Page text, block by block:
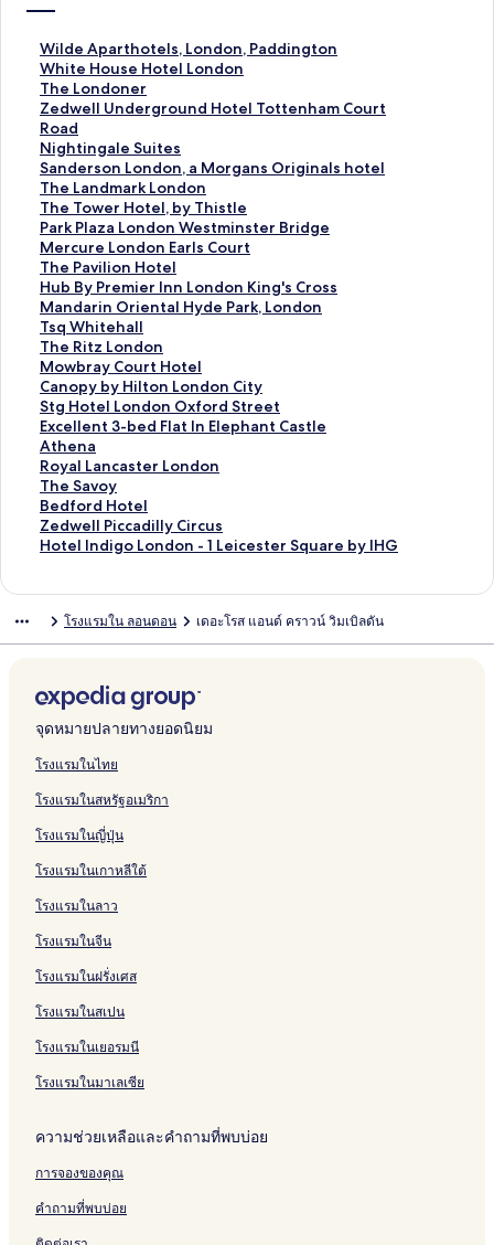
Wilde Aparthotels, London, Paddington
ลิ
ง
ก์
ม
า
ต
ร
ฐ
า
น
สำ
ห
รั
บ
W
i
l
d
e
A
p
a
r
t
h
o
,
n
d
o
n
P
d
d
i
n
t
n
White House Hotel London
ลิ
ง
ก์
ม
า
ต
ร
ฐ
า
น
สำ
ห
รั
บ
W
h
i
t
e
H
o
u
s
e
H
L
d
o
n
The Londoner
ลิ
ง
ก์
ม
า
ต
ร
ฐ
า
น
สำ
ห
รั
บ
T
h
e
L
o
n
d
o
n
e
Zedwell Underground Hotel Tottenham Court
Road
ลิ
ง
ก์
ม
า
ต
ร
ฐ
า
น
สำ
ห
รั
บ
Z
e
d
w
e
l
l
U
n
r
n
d
H
o
e
T
o
t
t
n
a
m
C
o
u
r
o
d
Nightingale Suites
ลิ
ง
ก์
ม
า
ต
ร
ฐ
า
น
สำ
ห
รั
บ
N
i
g
h
t
i
n
S
t
e
s
Sanderson London, a Morgans Originals hotel
ลิ
ง
ก์
ม
า
ต
ร
ฐ
า
น
สำ
ห
รั
บ
S
a
n
d
e
r
o
o
n
,
a
o
g
a
n
s
r
g
i
n
a
l
s
t
l
The Landmark London
ลิ
ง
ก์
ม
า
ต
ร
ฐ
า
น
สำ
ห
รั
บ
T
h
e
L
a
r
o
n
d
o
The Tower Hotel, by Thistle
ลิ
ง
ก์
ม
า
ต
ร
ฐ
า
น
สำ
ห
รั
บ
T
h
e
T
H
e
l
,
b
T
i
s
t
l
Park Plaza London Westminster Bridge
ลิ
ง
ก์
ม
า
ต
ร
ฐ
า
น
สำ
ห
รั
บ
P
a
r
z
o
n
d
o
W
s
t
m
i
s
e
r
B
r
i
d
Mercure London Earls Court
ลิ
ง
ก์
ม
า
ต
ร
ฐ
า
น
สำ
ห
รั
บ
M
e
e
n
d
o
n
a
l
s
C
o
r
The Pavilion Hotel
ลิ
ง
ก์
ม
า
ต
ร
ฐ
า
น
สำ
ห
รั
บ
T
v
i
o
n
H
t
l
Hub By Premier Inn London King's Cross
ลิ
ง
ก์
ม
า
ต
ร
ฐ
า
น
สำ
ห
รั
บ
y
e
m
i
e
I
n
L
o
n
o
K
i
n
g
'
s
o
s
Mandarin Oriental Hyde Park, London
ลิ
ง
ก์
ม
า
ต
ร
ฐ
า
น
สำ
ห
รั
d
i
n
O
r
e
t
a
l
H
d
P
a
r
k
,
L
d
n
Tsq Whitehall
ลิ
ง
ก์
ม
า
ต
ร
ฐ
า
น
สำ
ห
q
i
t
e
h
l
The Ritz London
ลิ
ง
ก์
ม
า
ต
ร
ฐ
า
น
สำ
h
i
t
z
L
n
o
n
Mowbray Court Hotel
ลิ
ง
ก์
ม
า
ต
ร
ฐ
า
น
M
b
r
a
y
o
r
t
H
o
e
Canopy by Hilton London City
ลิ
ง
ก์
ม
า
ต
ร
ฐ
า
บ
n
o
p
y
y
i
l
t
o
L
n
d
o
n
C
i
Stg Hotel London Oxford Street
ลิ
ง
ก์
ม
า
ต
ร
ฐ
รั
t
g
H
o
e
L
o
n
d
n
x
f
o
r
d
S
e
t
Excellent 3-bed Flat In Elephant Castle
ลิ
ง
ก์
ม
า
ต
ร
สำ
ห
E
x
c
e
l
n
t
3
-
e
F
l
a
t
I
n
e
h
a
n
t
Athena
ลิ
ง
ก์
ม
า
ต
สำ
บ
A
t
h
n
Royal Lancaster London
ลิ
ง
ก์
ม
า
น
รั
บ
R
o
a
L
a
n
c
s
e
r
L
o
n
d
The Savoy
ลิ
ง
ก์
ม
า
ห
รั
บ
T
e
a
v
o
y
Bedford Hotel
ลิ
ง
ก์
ฐ
สำ
ห
รั
บ
e
f
o
r
d
o
e
l
Zedwell Piccadilly Circus
ลิ
ง
ร
น
สำ
ห
รั
Z
d
w
e
l
P
c
c
a
d
i
l
C
r
c
u
s
Hotel Indigo London - 1 Leicester Square by IHG
ลิ
ต
า
น
สำ
ห
บ
o
t
e
l
n
i
g
o
L
o
n
n
1
L
e
i
โรงแรมใน ลอนดอน เดอะโรส แอนด์ คราวน์ วิมเบิลดัน
จุดหมายปลายทางยอดนิยม
โรงแรมในไทย
โรงแรมในสหรัฐอเมริกา
โรงแรมในญี่ปุ่น
โรงแรมในเกาหลีใต้
โรงแรมในลาว
โรงแรมในจีน
โรงแรมในฝรั่งเศส
โรงแรมในสเปน
โรงแรมในเยอรมนี
โรงแรมในมาเลเซีย
ความช่วยเหลือและคำถามที่พบบ่อย
การจองของคุณ
คำถามที่พบบ่อย